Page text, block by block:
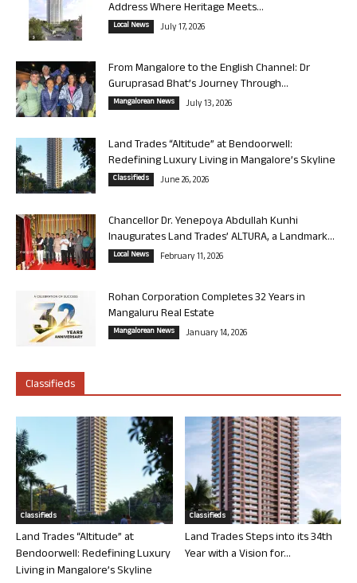
Address Where Heritage Meets...
Local News July 17, 2026
From Mangalore to the English Channel: Dr
Guruprasad Bhat’s Journey Through...
Mangalorean News July 13, 2026
Land Trades “Altitude” at Bendoorwell:
Redefining Luxury Living in Mangalore’s Skyline
Classifieds June 26, 2026
Chancellor Dr. Yenepoya Abdullah Kunhi
Inaugurates Land Trades’ ALTURA, a Landmark...
Local News February 11, 2026
Rohan Corporation Completes 32 Years in
Mangaluru Real Estate
Mangalorean News January 14, 2026
Classifieds
Classifieds
Land Trades “Altitude” at
Bendoorwell: Redefining Luxury
Living in Mangalore’s Skyline
Classifieds
Land Trades Steps into its 34th
Year with a Vision for...